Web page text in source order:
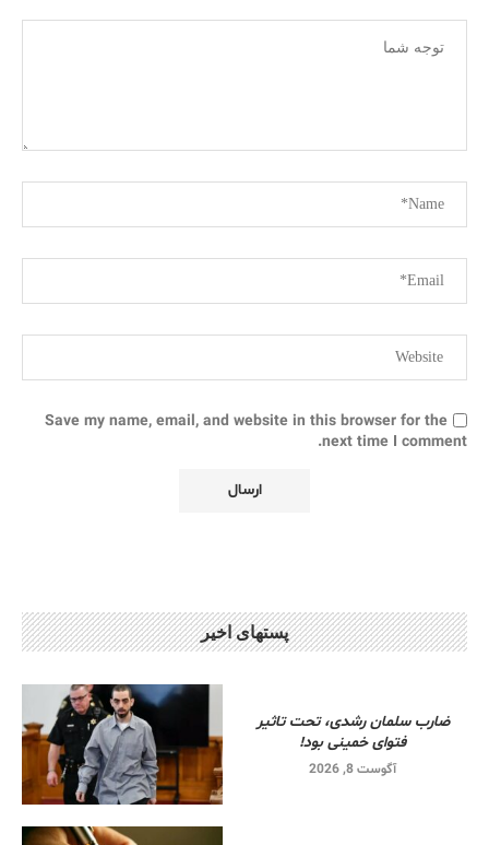
Save my name, email, and website in this browser for the
next time I comment.
پستهای اخیر
ضارب سلمان رشدی، تحت تاثیر
فتوای خمینی بود!
آگوست 8, 2026